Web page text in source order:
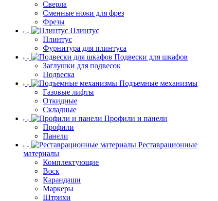
Сверла
Сменные ножи для фрез
Фрезы
Плинтус
Плинтус
Фурнитура для плинтуса
Подвески для шкафов
Заглушки для подвесок
Подвеска
Подъемные механизмы
Газовые лифты
Откидные
Складные
Профили и панели
Профили
Панели
Реставрационные
материалы
Комплектующие
Воск
Карандаши
Маркеры
Штрихи